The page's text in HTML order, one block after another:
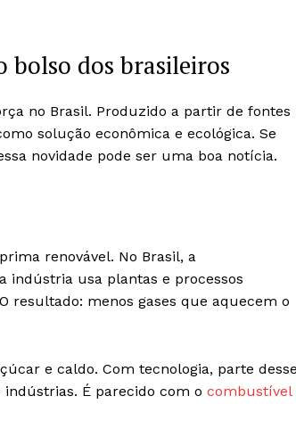
bolso dos brasileiros
no Brasil. Produzido a partir de fontes
solução econômica e ecológica. Se
novidade pode ser uma boa notícia.
renovável. No Brasil, a
indústria usa plantas e processos
resultado: menos gases que aquecem o
e caldo. Com tecnologia, parte
É parecido com o combustível